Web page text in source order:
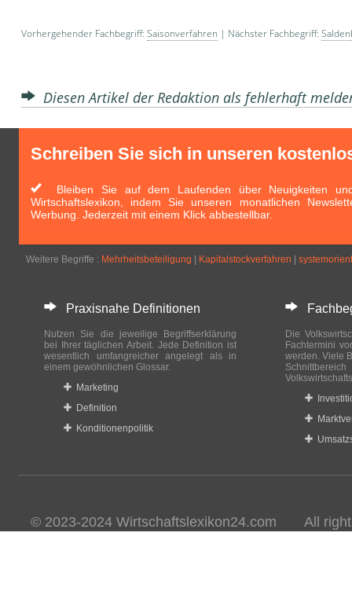
Vorhergehender Fachbegriff: Saisonverfahren | Nächster Fachbegriff:
Diesen Artikel der Redaktion als fehlerhaft
Schreiben Sie sich in unseren
Bleiben Sie auf dem Laufenden über Neuigkeiten
Wirtschaftslexikon, indem Sie unseren monatlichen
Werbung. Jederzeit mit einem Klick abbestellbar.
Weitere Begriffe : Mehrheitsbeteiligung Kapitalstockverfahren
Praxisnahe Definitionen
Nutzen Sie die jeweilige Begriffserklärung
bei Ihrer täglichen Arbeit. Jede Definition ist
wesentlich umfangreicher angelegt als in
einem gewöhnlichen Glossar.
Marketing
Definition
Konditionenpolitik
Die
Fachtermini
werden. Viele
© 2023-2024 Wirtschaftslexikon24.com All